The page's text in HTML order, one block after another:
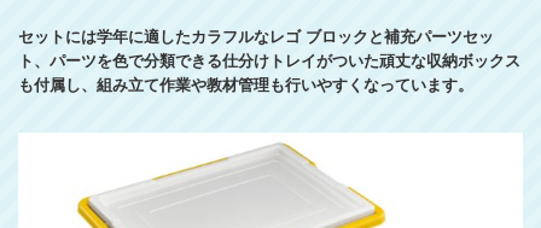
セットには学年に適したカラフルなレゴ ブロックと補充パーツセッ
ト、パーツを色で分類できる仕分けトレイがついた頑丈な収納ボックス
も付属し、組み立て作業や教材管理も行いやすくなっています。